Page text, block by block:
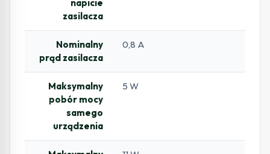
napicie
zasilacza
Nominalny
prąd zasilacza
0,8 A
Maksymalny
pobór mocy
samego
urządzenia
5 W